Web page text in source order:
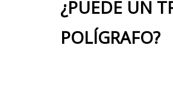
¿PUEDE UN
POLÍGRAFO?